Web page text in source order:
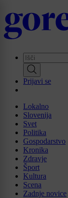
to
main
content
Prijavi se
Lokalno
Slovenija
Svet
Politika
Gospodarstvo
Kronika
Zdravje
Šport
Kultura
Scena
Zadnje novice